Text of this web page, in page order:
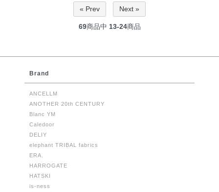
« Prev Next »
69商品中 13-24商品
Brand
ANCELLM
ANOTHER 20th CENTURY
Blanc YM
Caledoor
DELIY
elephant TRIBAL fabrics
ERA.
HARROGATE
HATSKI
is-ness